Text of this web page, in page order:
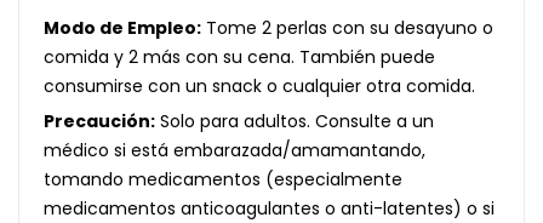
Modo de Empleo: Tome 2 perlas con su desayuno o
comida y 2 más con su cena. También puede
consumirse con un snack o cualquier otra comida.
Precaución: Solo para adultos. Consulte a un
médico si está embarazada/amamantando,
tomando medicamentos (especialmente
medicamentos anticoagulantes o anti-latentes) o si